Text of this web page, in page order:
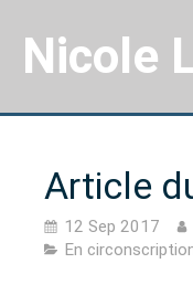
Nicole
Article
12 Sep 2017
En